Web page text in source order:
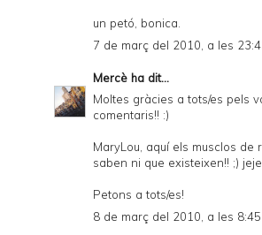
un petó, bonica.
7 de març del 2010, a les
Mercè ha dit...
Moltes gràcies a tots/es pels
comentaris!! :)
MaryLou, aquí els musclos de
saben ni que existeixen!! ;) jeje
Petons a tots/es!
8 de març del 2010, a les 8:45